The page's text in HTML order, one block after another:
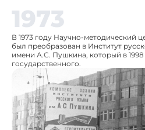
1973
В 1973 году Научно-методический
был преобразован в Институт
имени А.С. Пушкина, который в 1998
государственного.